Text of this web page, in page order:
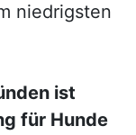
niedrigsten
ist
für Hunde